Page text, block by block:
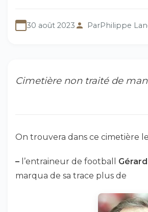
30 août 2023 ParPhilippe
Cimetière non traité de
On trouvera dans ce cimetière
– l’entraineur de football
marqua de sa trace plus de